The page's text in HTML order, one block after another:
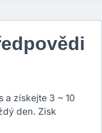
a získejte 3 ~ 10
den. Zisk